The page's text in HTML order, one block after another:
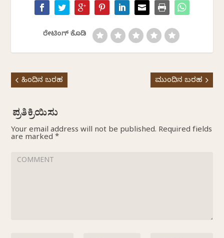
ರೇಟಿಂಗ್ ಕೊಡಿ
ಹಿಂದಿನ ಬರಹ ಮುಂದಿನ ಬರಹ
Your email address will not be published. Required fields
are marked *